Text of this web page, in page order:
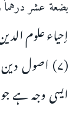
بضعة عشر درهماً
إحياء علوم الدين: ۲/
(۷) اصول
ایسی وجہ ہے